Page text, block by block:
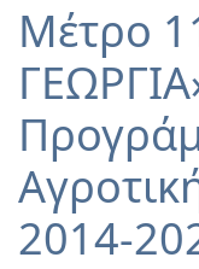
Μέτρο
2014-